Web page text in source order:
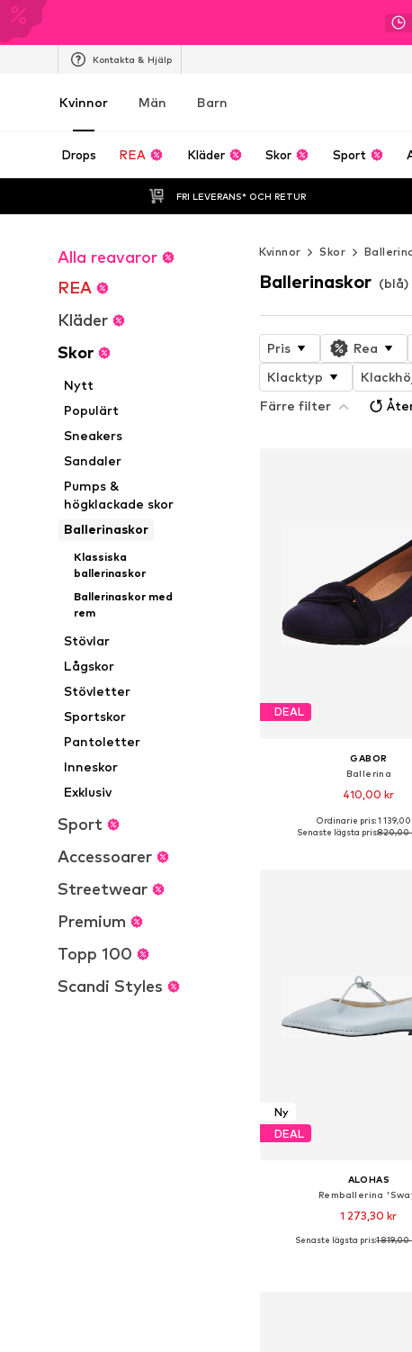
Kontakta & Hjälp
Kvinnor Män Barn
Drops REA Kläder Skor Sport
FRI LEVERANS* OCH RETUR
Alla reavaror
REA
Kläder
Skor
Nytt
Populärt
Sneakers
Sandaler
Pumps &
högklackade skor
Ballerinaskor
Klassiska
ballerinaskor
Ballerinaskor med
rem
Stövlar
Lågskor
Stövletter
Sportskor
Pantoletter
Inneskor
Exklusiv
Sport
Accessoarer
Streetwear
Premium
Topp 100
Scandi Styles
Kvinnor Skor
Ballerinaskor (blå)
Pris Rea
Klacktyp
Färre filter
DEAL
GABOR
Ballerina
410,00 kr
Tillgänglig i många
Ordinarie pris: 1
Senaste lägsta pris:820,00
Ny
DEAL
ALOHAS
Remballerina
1 273,30 kr
Tillgänglig i många
Senaste lägsta pris:1 819,00